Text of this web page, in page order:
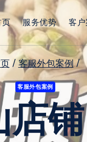
页 服务优势 客
/ 客服外包案例 /
客服外包案例